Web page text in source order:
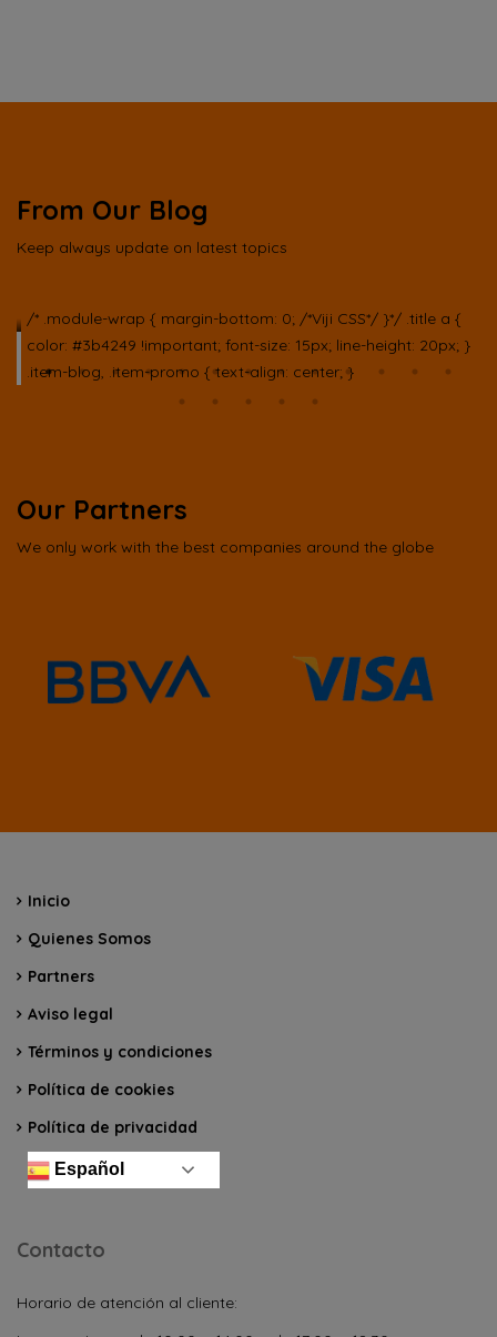
From Our Blog
Keep always update on latest topics
Our Partners
We only work with the best companies around the globe
Inicio
Quienes Somos
Partners
Aviso legal
Términos y condiciones
Política de cookies
Política de privacidad
Español
Contacto
Horario de atención al cliente: